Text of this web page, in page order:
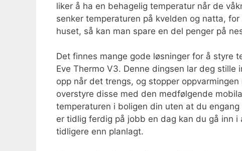
liker å ha en behagelig temperatur når de
senker temperaturen på kvelden og natta,
huset, så kan man spare en del penger på
Det finnes mange gode løsninger for å styre
Eve Thermo V3. Denne dingsen lar deg
opp når det trengs, og stopper
overstyre disse med den medfølgende
temperaturen i boligen din uten at du
er tidlig ferdig på jobb en dag kan du gå inn
tidligere enn planlagt.